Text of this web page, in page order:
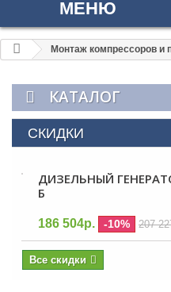
МЕНЮ
Монтаж компрессоров и
КАТАЛОГ
СКИДКИ
ДИЗЕЛЬНЫЙ
Б
186 504р. -10% 207
Все скидки